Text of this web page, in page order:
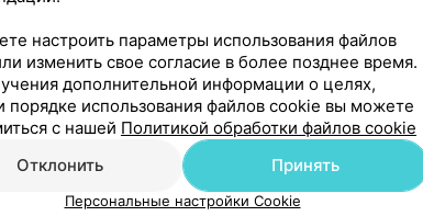
а также за дружелюбный персонал.
настроить параметры использования файлов
изменить свое согласие в более позднее время.
дополнительной информации о целях,
порядке использования файлов cookie вы можете
с нашей Политикой обработки файлов cookie
Отклонить
Принять
Персональные настройки Cookie